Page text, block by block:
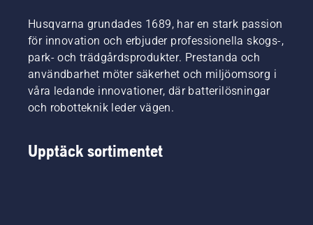
Husqvarna grundades 1689, har en stark passion
för innovation och erbjuder professionella skogs-,
park- och trädgårdsprodukter. Prestanda och
användbarhet möter säkerhet och miljöomsorg i
våra ledande innovationer, där batterilösningar
och robotteknik leder vägen.
Upptäck sortimentet